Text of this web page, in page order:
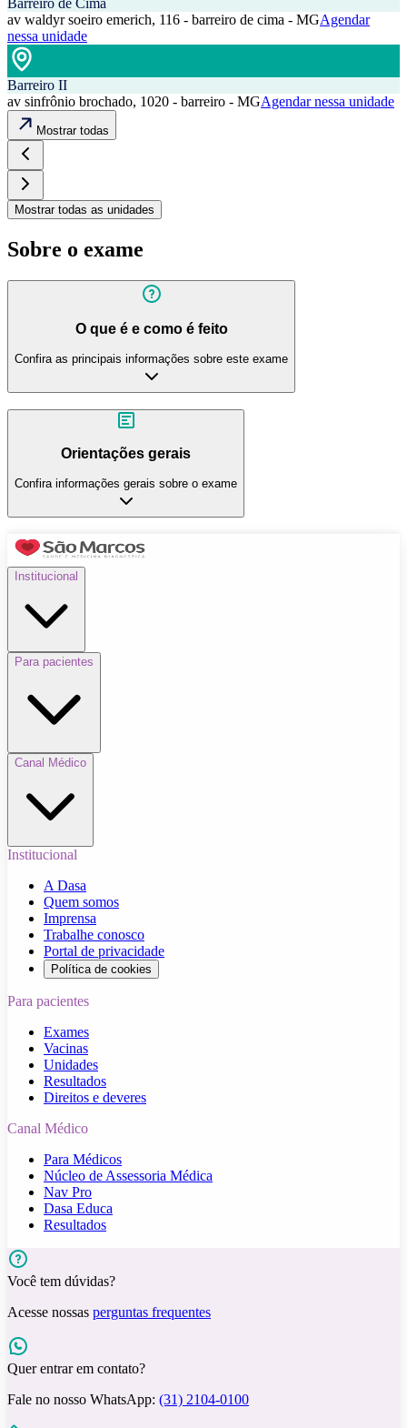
av waldyr soeiro emerich, 116 - barreiro de cima - MGAgendar
nessa unidade
Barreiro II
av sinfrônio brochado, 1020 - barreiro - MGAgendar nessa unidade
Mostrar todas
Mostrar todas as unidades
Sobre o exame
O que é e como é feito
Confira as principais informações sobre este exame
Orientações gerais
Confira informações gerais sobre o exame
Institucional
Para pacientes
Canal Médico
Institucional
A Dasa
Quem somos
Imprensa
Trabalhe conosco
Portal de privacidade
Política de cookies
Para pacientes
Exames
Vacinas
Unidades
Resultados
Direitos e deveres
Canal Médico
Para Médicos
Núcleo de Assessoria Médica
Nav Pro
Dasa Educa
Resultados
Você tem dúvidas?
Acesse nossas perguntas frequentes
Quer entrar em contato?
Fale no nosso WhatsApp: (31) 2104-0100